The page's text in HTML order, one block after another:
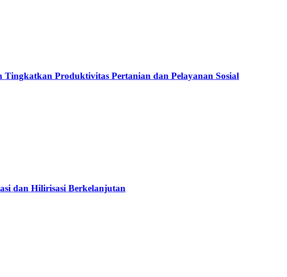
Produktivitas Pertanian dan Pelayanan Sosial
dan Hilirisasi Berkelanjutan